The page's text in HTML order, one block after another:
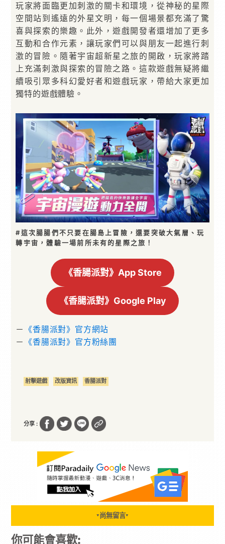
玩家將面臨更加刺激的關卡和環境，從神秘的星際
空間站到遙遠的外星文明，每一個場景都充滿了驚
喜與探索的樂趣。此外，遊戲開發者還增加了更多
互動和合作元素，讓玩家們可以與朋友一起進行刺
激的冒險。隨著宇宙超新星之旅的開啟，玩家將踏
上充滿刺激與探索的冒險之路。這款遊戲無疑將繼
續吸引眾多科幻愛好者和遊戲玩家，帶給大家更加
獨特的遊戲體驗。
#這次腸腸們不只要在腸島上冒險，還要突破大氣層、玩
轉宇宙，體驗一場前所未有的星際之旅！
《香腸派對》App Store
《香腸派對》Google Play
－ 《香腸派對》官方網站
－ 《香腸派對》官方粉絲團
射擊遊戲 改版資訊 香腸派對
分享 :
▼ 尚無留言▼
你可能會喜歡: